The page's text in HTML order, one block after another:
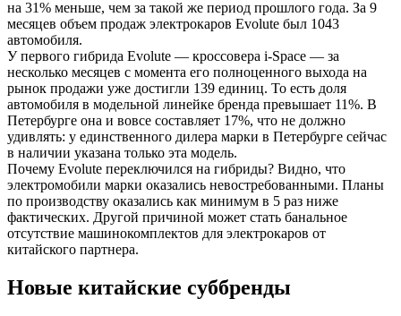
на 31% меньше, чем за такой же период прошлого года. За 9
месяцев объем продаж электрокаров Evolute был 1043
автомобиля.
У первого гибрида Evolute — кроссовера i-Space — за
несколько месяцев с момента его полноценного выхода на
рынок продажи уже достигли 139 единиц. То есть доля
автомобиля в модельной линейке бренда превышает 11%. В
Петербурге она и вовсе составляет 17%, что не должно
удивлять: у единственного дилера марки в Петербурге сейчас
в наличии указана только эта модель.
Почему Evolute переключился на гибриды? Видно, что
электромобили марки оказались невостребованными. Планы
по производству оказались как минимум в 5 раз ниже
фактических. Другой причиной может стать банальное
отсутствие машинокомплектов для электрокаров от
китайского партнера.
Новые китайские суббренды